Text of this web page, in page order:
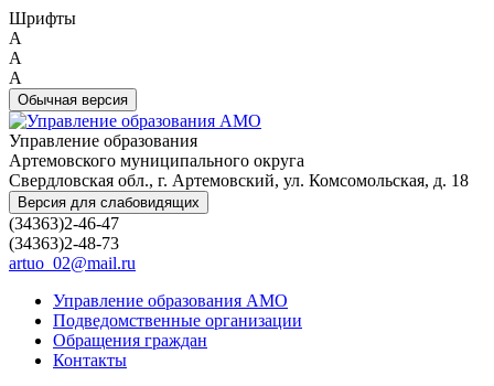
Шрифты
A
A
A
Обычная версия
Управление образования
Артемовского муниципального округа
Свердловская обл., г. Артемовский, ул. Комсомольская, д. 18
Версия для слабовидящих
(34363)2-46-47
(34363)2-48-73
artuo_02@mail.ru
Управление образования АМО
Подведомственные организации
Обращения граждан
Контакты